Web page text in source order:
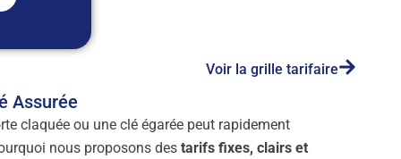
Voir la grille tarifaire
Assurée
claquée ou une clé égarée peut rapidement
nous proposons des tarifs fixes, clairs et